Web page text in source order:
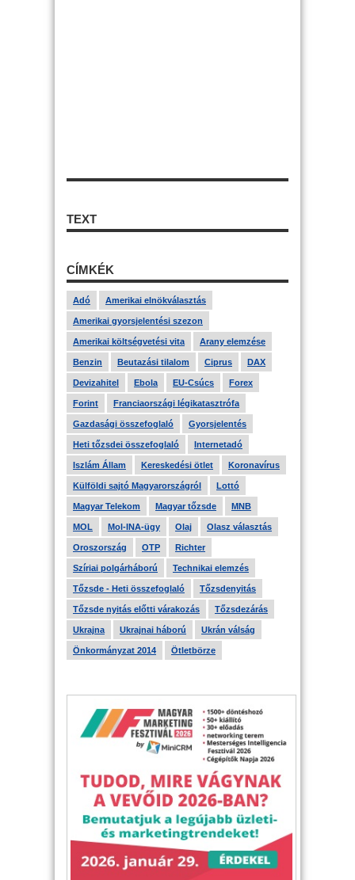
TEXT
CÍMKÉK
Adó Amerikai elnökválasztás
Amerikai gyorsjelentési szezon
Amerikai költségvetési vita Arany elemzése
Benzin Beutazási tilalom Ciprus DAX
Devizahitel Ebola EU-Csúcs Forex
Forint Franciaországi légikatasztrófa
Gazdasági összefoglaló Gyorsjelentés
Heti tőzsdei összefoglaló Internetadó
Iszlám Állam Kereskedési ötlet Koronavírus
Külföldi sajtó Magyarországról Lottó
Magyar Telekom Magyar tőzsde MNB
MOL Mol-INA-ügy Olaj Olasz választás
Oroszország OTP Richter
Szíriai polgárháború Technikai elemzés
Tőzsde - Heti összefoglaló Tőzsdenyitás
Tőzsde nyitás előtti várakozás Tőzsdezárás
Ukrajna Ukrajnai háború Ukrán válság
Önkormányzat 2014 Ötletbörze